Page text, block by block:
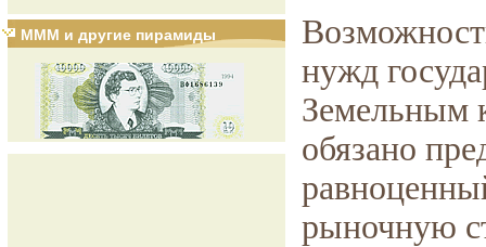
МММ и другие пирамиды
нужд
Земельным
обязано
рыночную